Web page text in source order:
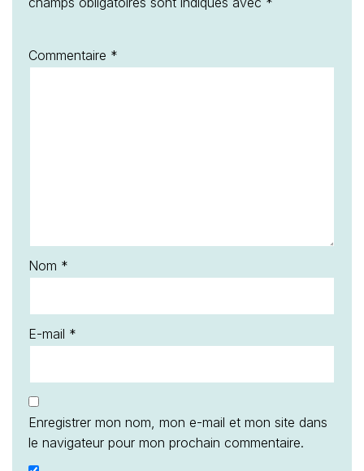
Commentaire *
Nom *
E-mail *
Enregistrer mon nom, mon e-mail et mon site dans
le navigateur pour mon prochain commentaire.